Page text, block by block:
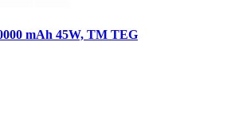
mAh 45W, ТМ TEG